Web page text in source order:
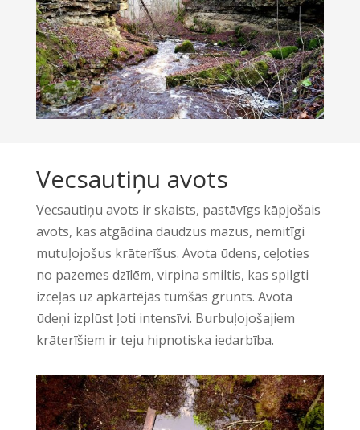
Vecsautiņu avots
Vecsautiņu avots ir skaists, pastāvīgs kāpjošais
avots, kas atgādina daudzus mazus, nemitīgi
mutuļojošus krāterīšus. Avota ūdens, ceļoties
no pazemes dzīlēm, virpina smiltis, kas spilgti
izceļas uz apkārtējās tumšās grunts. Avota
ūdeņi izplūst ļoti intensīvi. Burbuļojošajiem
krāterīšiem ir teju hipnotiska iedarbība.